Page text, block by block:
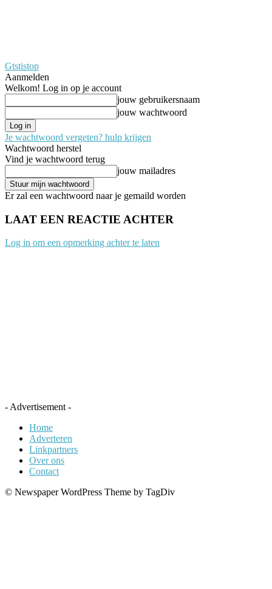
Gtstistop
Aanmelden
Welkom! Log in op je account
jouw gebruikersnaam
jouw wachtwoord
Je wachtwoord vergeten? hulp krijgen
Wachtwoord herstel
Vind je wachtwoord terug
jouw mailadres
Er zal een wachtwoord naar je gemaild worden
LAAT EEN REACTIE ACHTER
Log in om een opmerking achter te laten
- Advertisement -
Home
Adverteren
Linkpartners
Over ons
Contact
© Newspaper WordPress Theme by TagDiv